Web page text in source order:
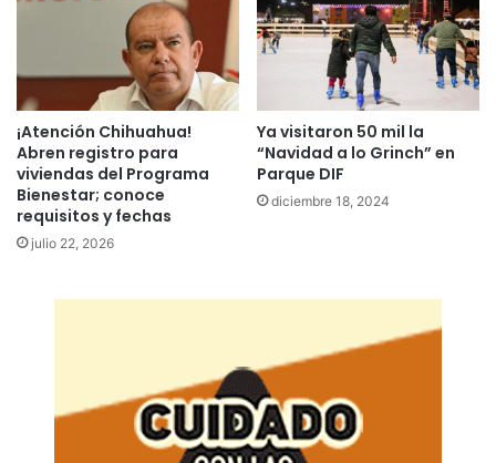
¡Atención Chihuahua!
Abren registro para
viviendas del Programa
Bienestar; conoce
requisitos y fechas
julio 22, 2026
Ya visitaron 50 mil la
“Navidad a lo Grinch” en
Parque DIF
diciembre 18, 2024